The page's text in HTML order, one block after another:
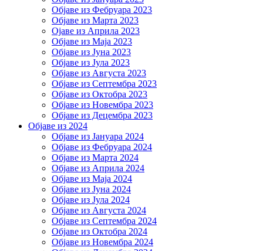
Објаве из Фебруара 2023
Објаве из Марта 2023
Ојаве из Априла 2023
Објаве из Маја 2023
Објаве из Јуна 2023
Објаве из Јула 2023
Објаве из Августа 2023
Објаве из Септембра 2023
Објаве из Октобра 2023
Објаве из Новембра 2023
Објаве из Децембра 2023
Објаве из 2024
Објаве из Јануара 2024
Објаве из Фебруара 2024
Објаве из Марта 2024
Објаве из Априла 2024
Објаве из Маја 2024
Објаве из Јуна 2024
Објаве из Јула 2024
Објаве из Августа 2024
Објаве из Септембра 2024
Објаве из Октобра 2024
Објаве из Новембра 2024